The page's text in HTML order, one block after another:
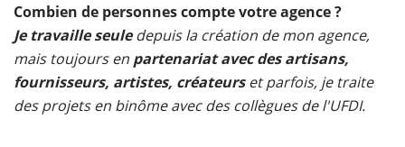
Combien de personnes compte votre agence ?
Je travaille seuledepuis la création de mon agence,
mais toujours en partenariat avec des artisans,
fournisseurs, artistes, créateurset parfois, je traite
des projets en binôme avec des collègues de l'UFDI.